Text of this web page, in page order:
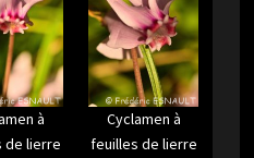
à
de lierre
Cyclamen à
feuilles de lierre